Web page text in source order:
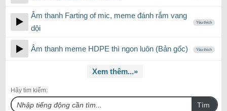
Âm thanh Farting of mic, meme đánh rắm vang
dội
Yêu thích
Âm thanh meme HDPE thì ngon luôn (Bản gốc) Yêu thích
Xem thêm...»
Hãy tìm kiếm:
Tìm